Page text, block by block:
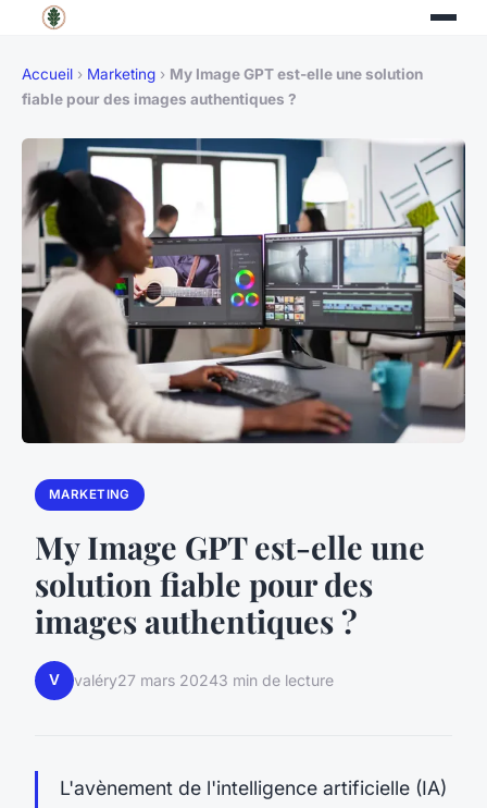
Accueil › Marketing › My Image GPT est-elle une solution
fiable pour des images authentiques ?
MARKETING
My Image GPT est-elle une
solution fiable pour des
images authentiques ?
V valéry27 mars 20243 min de lecture
L'avènement de l'intelligence artificielle (IA)